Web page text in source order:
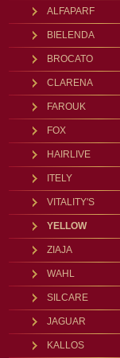
ALFAPARF
BIELENDA
BROCATO
CLARENA
FAROUK
FOX
HAIRLIVE
ITELY
VITALITY'S
YELLOW
ZIAJA
WAHL
SILCARE
JAGUAR
KALLOS